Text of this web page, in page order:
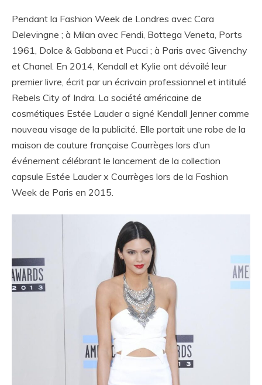
Pendant la Fashion Week de Londres avec Cara
Delevingne ; à Milan avec Fendi, Bottega Veneta, Ports
1961, Dolce & Gabbana et Pucci ; à Paris avec Givenchy
et Chanel. En 2014, Kendall et Kylie ont dévoilé leur
premier livre, écrit par un écrivain professionnel et intitulé
Rebels City of Indra. La société américaine de
cosmétiques Estée Lauder a signé Kendall Jenner comme
nouveau visage de la publicité. Elle portait une robe de la
maison de couture française Courrèges lors d’un
événement célébrant le lancement de la collection
capsule Estée Lauder x Courrèges lors de la Fashion
Week de Paris en 2015.